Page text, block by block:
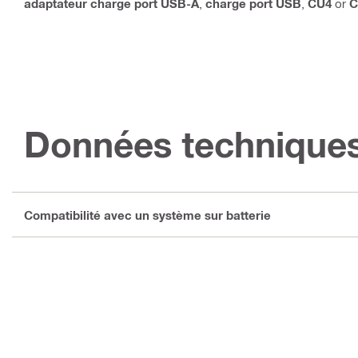
adaptateur charge port USB-A charge port USB CU4or
Données
Compatibilité avec un système sur batterie